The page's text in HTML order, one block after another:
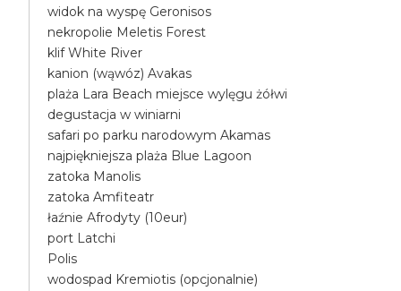
widok na wyspę Geronisos
nekropolie Meletis Forest
klif White River
kanion (wąwóz) Avakas
plaża Lara Beach miejsce wylęgu żółwi
degustacja w winiarni
safari po parku narodowym Akamas
najpiękniejsza plaża Blue Lagoon
zatoka Manolis
zatoka Amfiteatr
łaźnie Afrodyty (10eur)
port Latchi
Polis
wodospad Kremiotis (opcjonalnie)